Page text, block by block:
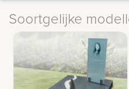
Soortgelijke